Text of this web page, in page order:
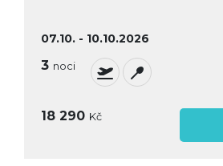
07.10. - 10.10.2026
3 noci
18 290 Kč